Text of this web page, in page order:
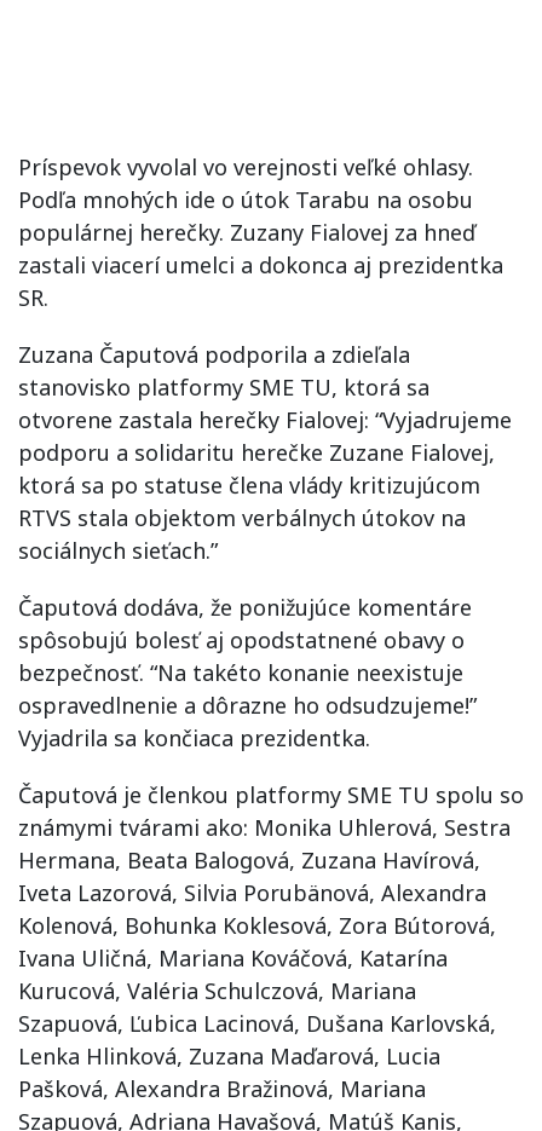
Príspevok vyvolal vo verejnosti veľké ohlasy.
Podľa mnohých ide o útok Tarabu na osobu
populárnej herečky. Zuzany Fialovej za hneď
zastali viacerí umelci a dokonca aj prezidentka
SR.
Zuzana Čaputová podporila a zdieľala
stanovisko platformy SME TU, ktorá sa
otvorene zastala herečky Fialovej: “Vyjadrujeme
podporu a solidaritu herečke Zuzane Fialovej,
ktorá sa po statuse člena vlády kritizujúcom
RTVS stala objektom verbálnych útokov na
sociálnych sieťach.”
Čaputová dodáva, že ponižujúce komentáre
spôsobujú bolesť aj opodstatnené obavy o
bezpečnosť. “Na takéto konanie neexistuje
ospravedlnenie a dôrazne ho odsudzujeme!”
Vyjadrila sa končiaca prezidentka.
Čaputová je členkou platformy SME TU spolu so
známymi tvárami ako: Monika Uhlerová, Sestra
Hermana, Beata Balogová, Zuzana Havírová,
Iveta Lazorová, Silvia Porubänová, Alexandra
Kolenová, Bohunka Koklesová, Zora Bútorová,
Ivana Uličná, Mariana Kováčová, Katarína
Kurucová, Valéria Schulczová, Mariana
Szapuová, Ľubica Lacinová, Dušana Karlovská,
Lenka Hlinková, Zuzana Maďarová, Lucia
Pašková, Alexandra Bražinová, Mariana
Szapuová, Adriana Havašová, Matúš Kanis,